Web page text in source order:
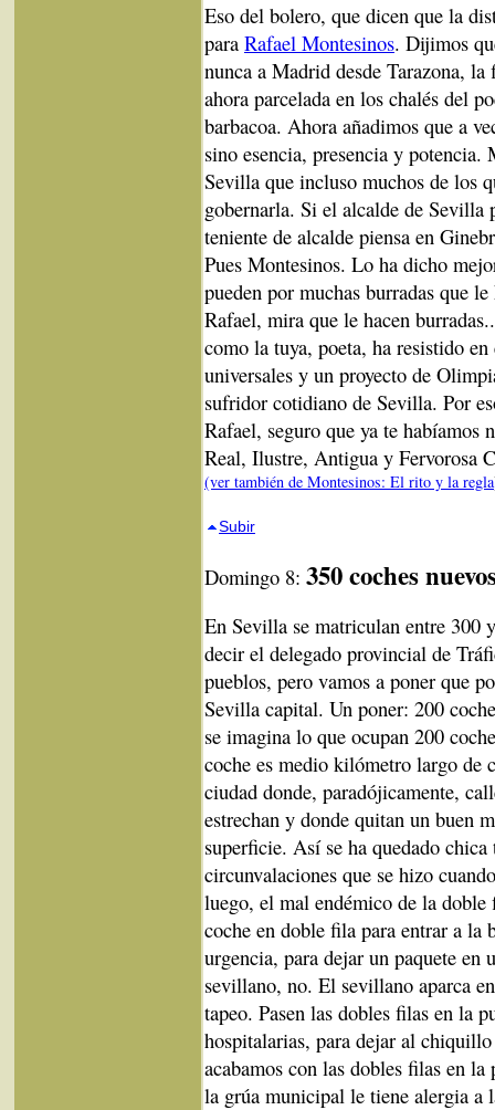
Eso del bolero, que dicen que la
para Rafael Montesinos. Dijimos
nunca a Madrid desde Tarazona,
ahora parcelada en los chalés del
barbacoa. Ahora añadimos que a
sino esencia, presencia y potencia.
Sevilla que incluso muchos de los
gobernarla. Si el alcalde de Sevilla
teniente de alcalde piensa en
Pues Montesinos. Lo ha dicho
pueden por muchas burradas que
Rafael, mira que le hacen
como la tuya, poeta, ha resistido
universales y un proyecto de
sufridor cotidiano de Sevilla. Por
Rafael, seguro que ya te habíamos
Real, Ilustre, Antigua y Fervorosa
(ver también de Montesinos: El rito y la regla
Subir
Domingo 8: 350 coches
En Sevilla se matriculan entre 300
decir el delegado provincial de
pueblos, pero vamos a poner que
Sevilla capital. Un poner: 200
se imagina lo que ocupan 200
coche es medio kilómetro largo de
ciudad donde, paradójicamente,
estrechan y donde quitan un buen
superficie. Así se ha quedado
circunvalaciones que se hizo
luego, el mal endémico de la
coche en doble fila para entrar a la
urgencia, para dejar un paquete
sevillano, no. El sevillano aparca
tapeo. Pasen las dobles filas en la
hospitalarias, para dejar al
acabamos con las dobles filas en la
la grúa municipal le tiene alergia a